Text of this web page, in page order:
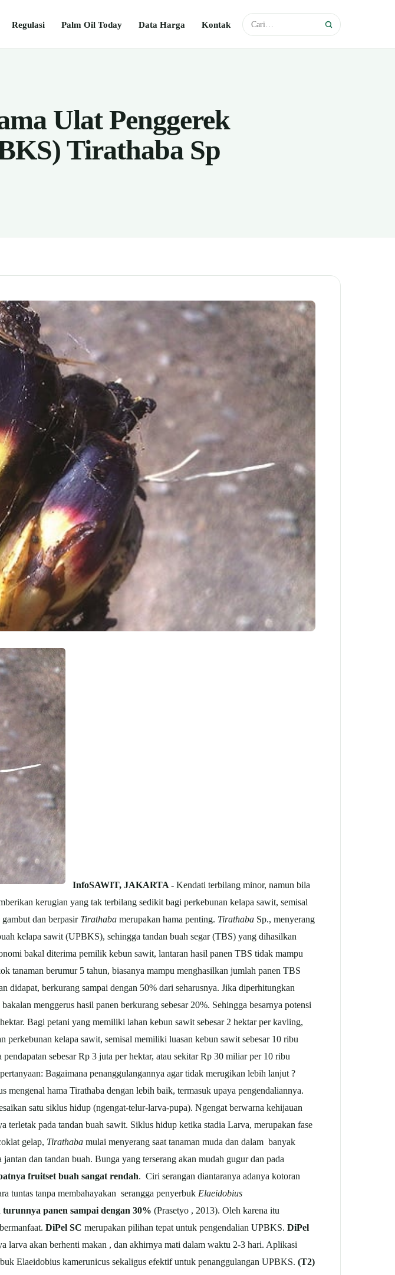
Regulasi Palm Oil Today Data Harga Kontak
Ulat Penggerek
Tirathaba Sp
InfoSAWIT, JAKARTA - Kendati terbilang minor, namun bila
kerugian yang tak terbilang sedikit bagi perkebunan kelapa sawit, semisal
dan berpasir Tirathaba merupakan hama penting. Tirathaba Sp., menyerang
kelapa sawit (UPBKS), sehingga tandan buah segar (TBS) yang dihasilkan
bakal diterima pemilik kebun sawit, lantaran hasil panen TBS tidak mampu
berumur 5 tahun, biasanya mampu menghasilkan jumlah panen TBS
didapat, berkurang sampai dengan 50% dari seharusnya. Jika diperhitungkan
menggerus hasil panen berkurang sebesar 20%. Sehingga besarnya potensi
Bagi petani yang memiliki lahan kebun sawit sebesar 2 hektar per kavling,
perkebunan kelapa sawit, semisal memiliki luasan kebun sawit sebesar 10 ribu
sebesar Rp 3 juta per hektar, atau sekitar Rp 30 miliar per 10 ribu
Bagaimana penanggulangannya agar tidak merugikan lebih lanjut ?
hama Tirathaba dengan lebih baik, termasuk upaya pengendaliannya.
satu siklus hidup (ngengat-telur-larva-pupa). Ngengat berwarna kehijauan
terletak pada tandan buah sawit. Siklus hidup ketika stadia Larva, merupakan fase
gelap, Tirathaba mulai menyerang saat tanaman muda dan dalam banyak
dan tandan buah. Bunga yang terserang akan mudah gugur dan pada
fruitset buah sangat rendah. Ciri serangan diantaranya adanya kotoran
tuntas tanpa membahayakan serangga penyerbuk Elaeidobius
panen sampai dengan 30% (Prasetyo , 2013). Oleh karena itu
DiPel SC merupakan pilihan tepat untuk pengendalian UPBKS. DiPel
larva akan berhenti makan , dan akhirnya mati dalam waktu 2-3 hari. Aplikasi
Elaeidobius kamerunicus sekaligus efektif untuk penanggulangan UPBKS. (T2)